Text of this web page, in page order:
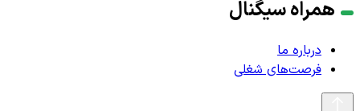
همراه سیگنال
درباره ما
فرصت‌های شغلی